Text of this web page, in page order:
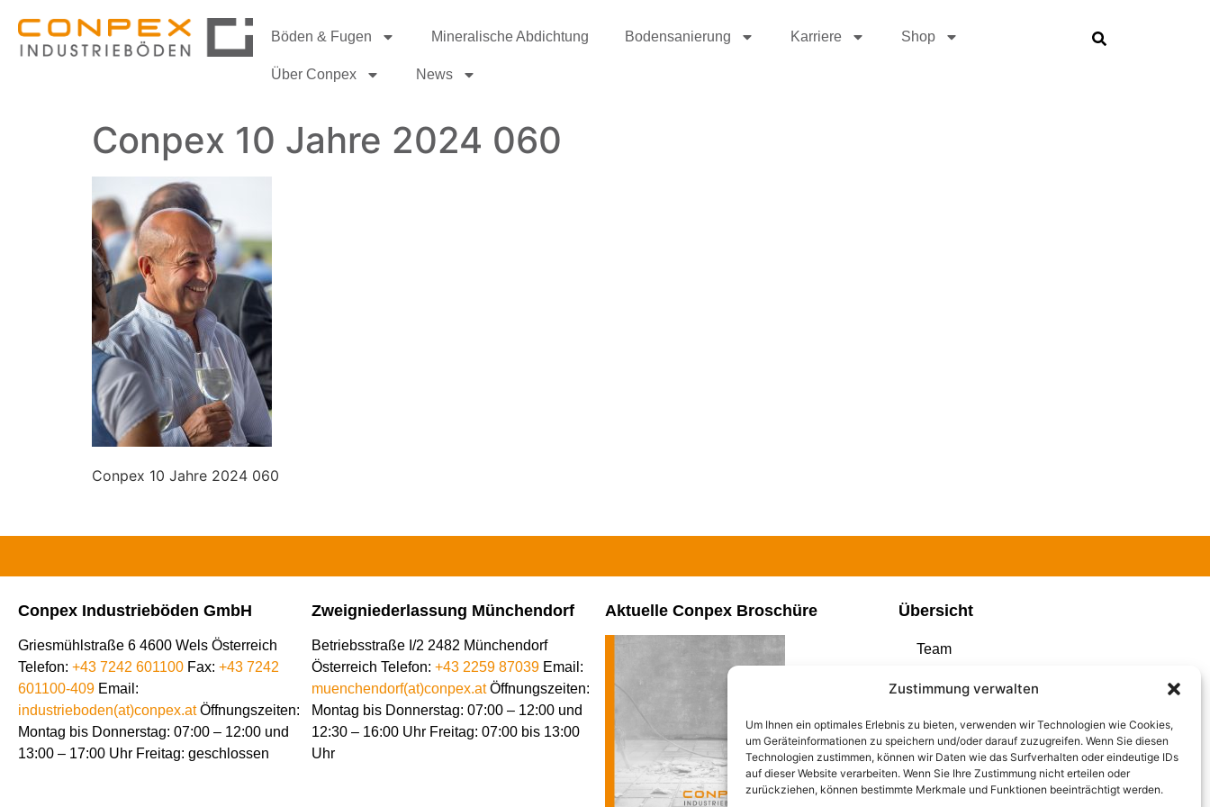
Zustimmung verwalten
Um Ihnen ein optimales Erlebnis zu bieten, verwenden wir Technologien wie Cookies,
um Geräteinformationen zu speichern und/oder darauf zuzugreifen. Wenn Sie diesen
Technologien zustimmen, können wir Daten wie das Surfverhalten oder eindeutige IDs
auf dieser Website verarbeiten. Wenn Sie Ihre Zustimmung nicht erteilen oder
zurückziehen, können bestimmte Merkmale und Funktionen beeinträchtigt werden.
Böden & Fugen Mineralische Abdichtung Bodensanierung Karriere Shop
Über Conpex News
Conpex 10 Jahre 2024 060
Conpex 10 Jahre 2024 060
Conpex Industrieböden GmbH
Griesmühlstraße 6 4600 Wels Österreich
Telefon: +43 7242 601100 Fax: +43 7242
601100-409 Email:
industrieboden(at)conpex.at Öffnungszeiten:
Montag bis Donnerstag: 07:00 – 12:00 und
13:00 – 17:00 Uhr Freitag: geschlossen
Zweigniederlassung Münchendorf
Betriebsstraße I/2 2482 Münchendorf
Österreich Telefon: +43 2259 87039 Email:
muenchendorf(at)conpex.at Öffnungszeiten:
Montag bis Donnerstag: 07:00 – 12:00 und
12:30 – 16:00 Uhr Freitag: 07:00 bis 13:00
Uhr
Aktuelle Conpex Broschüre Übersicht
Team
Spezialböden
Fugenprofile
Conpex Bodensanierung